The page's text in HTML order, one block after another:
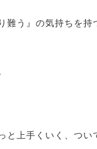
難う』の気持ちを持
と上手くいく、つ